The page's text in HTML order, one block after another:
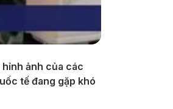
ảnh của các
tế đang gặp khó